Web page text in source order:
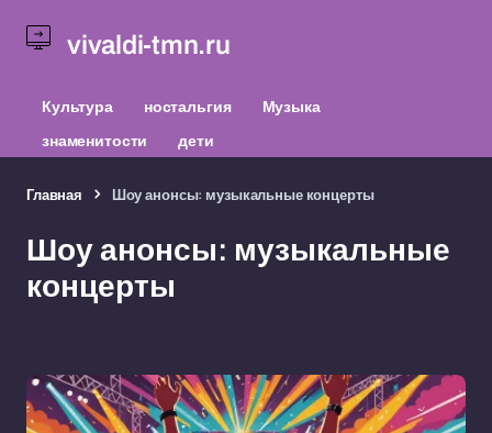
vivaldi-tmn.ru
Культура ностальгия
Музыка
знаменитости
дети
Главная Шоу анонсы: музыкальные концерты
Шоу анонсы: музыкальные
концерты